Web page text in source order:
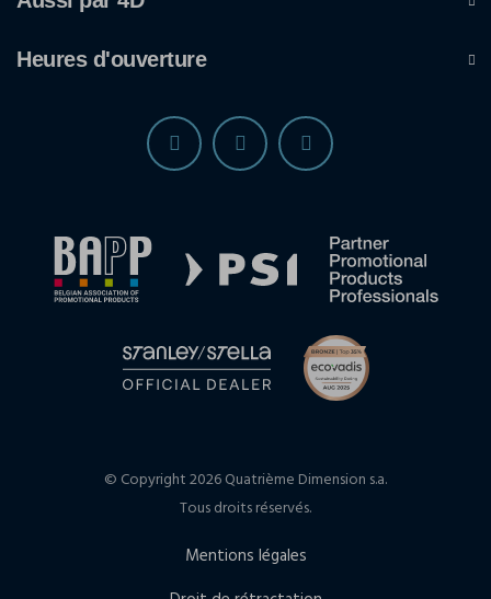
Heures d'ouverture
© Copyright 2026 Quatrième Dimension s.a.
Tous droits réservés.
Mentions légales